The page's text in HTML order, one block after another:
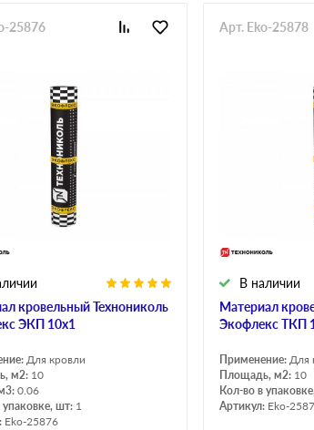
кровельный Технониколь
ЭКП 10х1
25876
Для кровли
м2: 10
0.06
шт: 1
Eko-25876
Материал
Экофлекс ТКП
В наличии
Арт. Eko-25878
Применение: Для
Площадь, м2: 10
Кол-во в
Артикул: Eko-